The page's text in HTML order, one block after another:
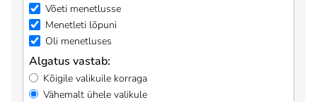
Võeti menetlusse
Menetleti lõpuni
Oli menetluses
Algatus vastab:
Kõigile valikuile korraga
Vähemalt ühele valikule